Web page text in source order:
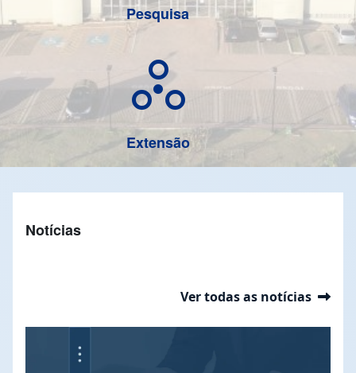
Pesquisa
circles_ext
Extensão
Notícias
Ver todas as notícias